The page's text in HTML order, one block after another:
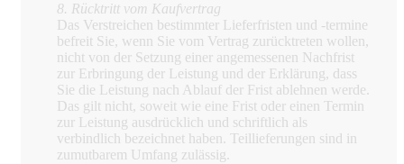
8. Rücktritt vom Kaufvertrag
Das Verstreichen bestimmter Lieferfristen und -termine
befreit Sie, wenn Sie vom Vertrag zurücktreten wollen,
nicht von der Setzung einer angemessenen Nachfrist
zur Erbringung der Leistung und der Erklärung, dass
Sie die Leistung nach Ablauf der Frist ablehnen werde.
Das gilt nicht, soweit wie eine Frist oder einen Termin
zur Leistung ausdrücklich und schriftlich als
verbindlich bezeichnet haben. Teillieferungen sind in
zumutbarem Umfang zulässig.